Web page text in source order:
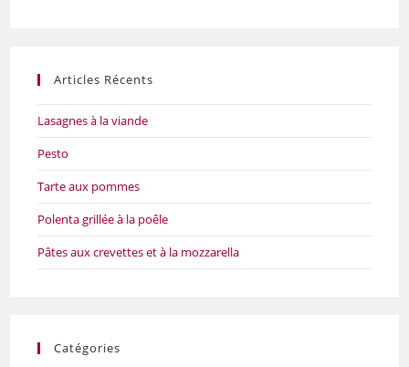
Articles Récents
Lasagnes à la viande
Pesto
Tarte aux pommes
Polenta grillée à la poêle
Pâtes aux crevettes et à la mozzarella
Catégories